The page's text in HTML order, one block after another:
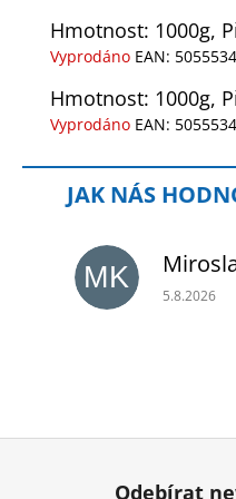
Hmotnost: 1000g,
Vyprodáno EAN:
Hmotnost: 1000g,
Vyprodáno EAN:
MK
5.8.2026
Z
Odebírat